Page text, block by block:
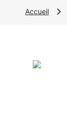
Accueil